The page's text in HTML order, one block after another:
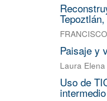
Paisaje y
Laura
Uso de
intermedio